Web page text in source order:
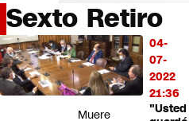
País
Mundo
Negocios
Deportes
Programas completos
Sexto Retiro
04-
07-
2022
21:36
"Usted
LO
MÁS
LEÍDO
Muere